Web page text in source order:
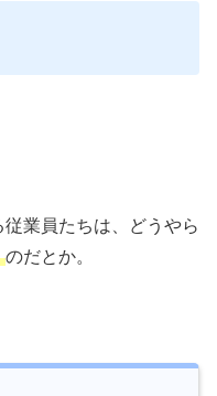
業員たちは、どうやら
のだとか。